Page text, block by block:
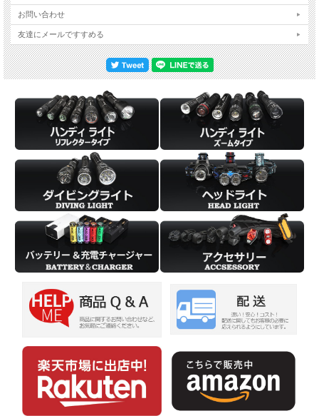
ー（充電器）は別売りにしています。
ライトを作動させるには必須のアイテムになりますので、以下よりお揃えくださ
お問い合わせ
友達にメールですすめる